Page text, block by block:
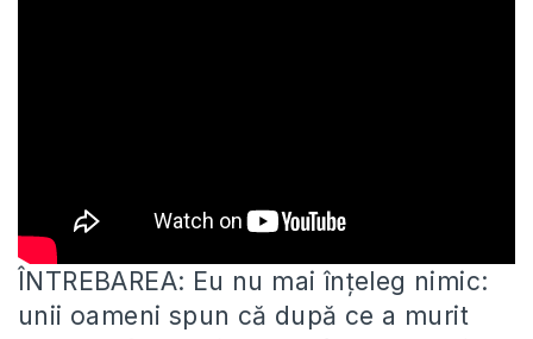
ÎNTREBAREA: Eu nu mai înțeleg nimic:
unii oameni spun că după ce a murit